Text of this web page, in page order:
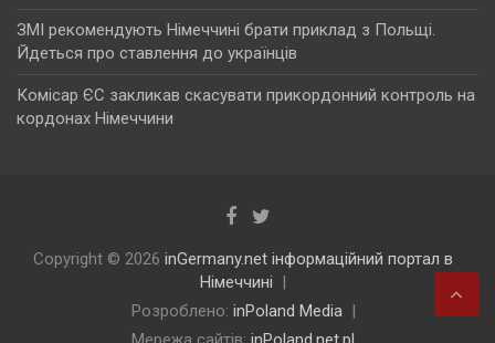
ЗМІ рекомендують Німеччині брати приклад з Польщі.
Йдеться про ставлення до українців
Комісар ЄС закликав скасувати прикордонний контроль на
кордонах Німеччини
Copyright © 2026 inGermany.net інформаційний портал в
Німеччині
Розроблено: inPoland Media